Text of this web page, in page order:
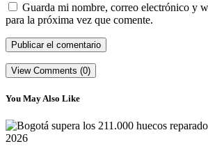
Guarda mi nombre, correo electrónico y
para la próxima vez que comente.
View Comments (0)
You May Also Like